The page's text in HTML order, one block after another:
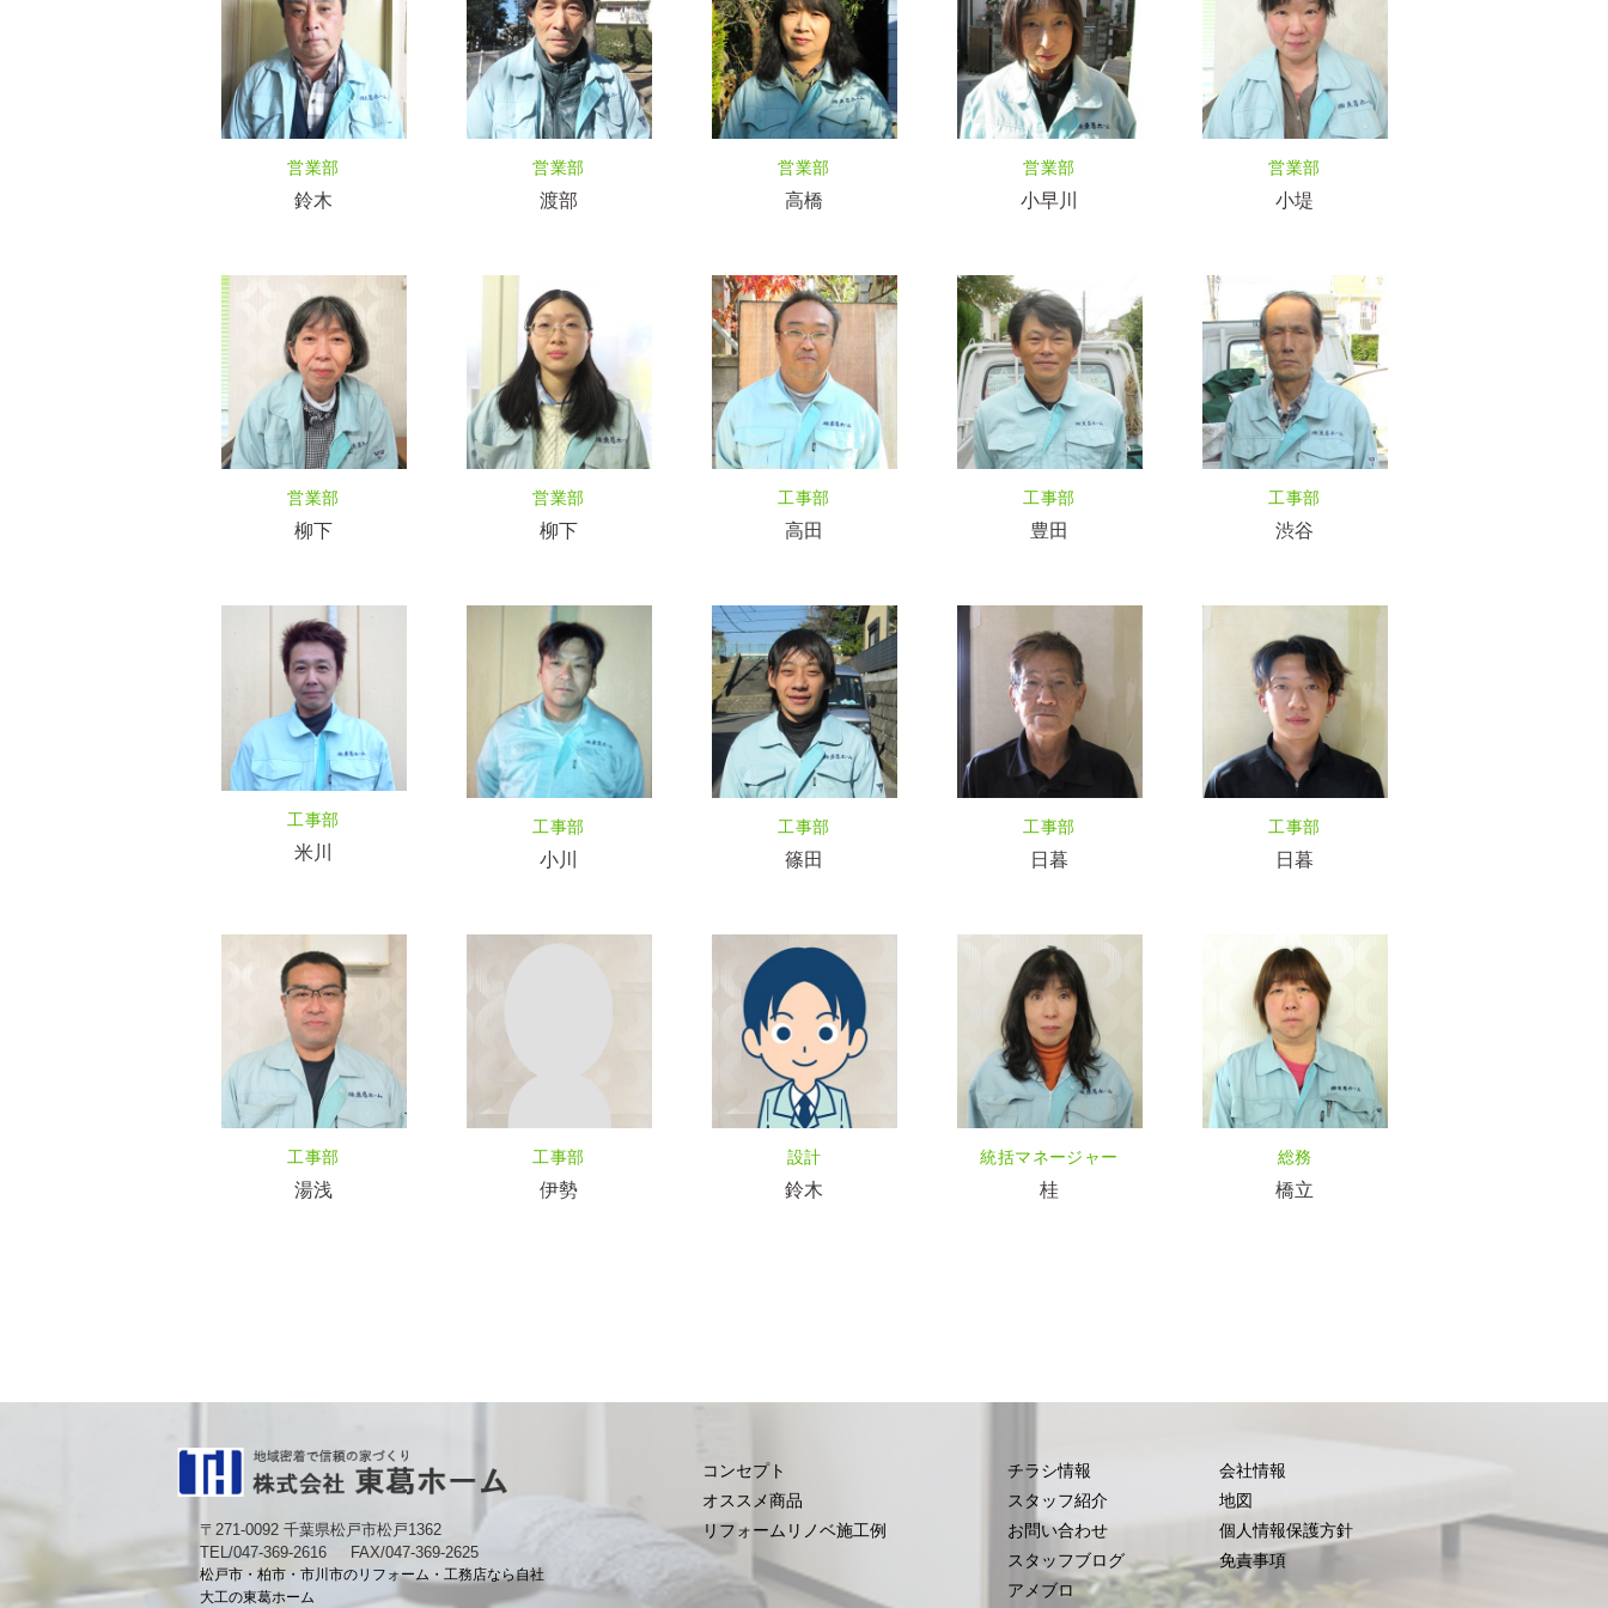
営業部
鈴木
営業部
渡部
営業部
高橋
営業部
小早川
営業部
小堤
営業部
柳下
営業部
柳下
工事部
高田
工事部
豊田
工事部
渋谷
工事部
米川
工事部
小川
工事部
篠田
工事部
日暮
工事部
日暮
工事部
湯浅
工事部
伊勢
設計
鈴木
統括マネージャー
桂
総務
橋立
コンセプト
オススメ商品
リフォームリノベ施工例
チラシ情報
スタッフ紹介
お問い合わせ
スタッフブログ
アメブロ
会社情報
地図
個人情報保護方針
免責事項
〒271-0092 千葉県松戸市松戸1362
TEL/047-369-2616
FAX/047-369-2625
松戸市・柏市・市川市のリフォーム・工務店なら自社
大工の東葛ホーム